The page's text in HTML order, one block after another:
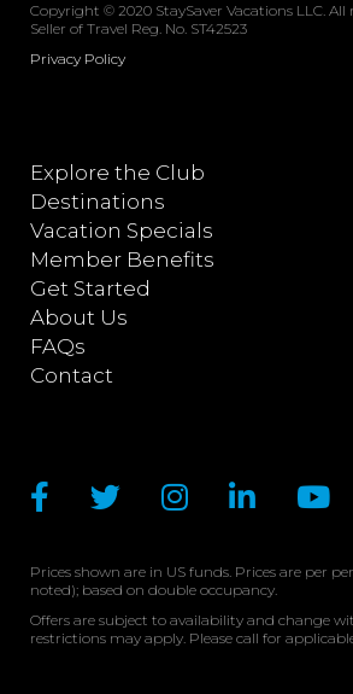
Copyright © 2020 StaySaver Vacations LLC. All
Seller of Travel Reg. No. ST42523
Privacy Policy
Explore the Club
Destinations
Vacation Specials
Member Benefits
Get Started
About Us
FAQs
Contact
Prices shown are in US funds. Prices are per
noted); based on double occupancy.
Offers are subject to availability and change
restrictions may apply. Please call for